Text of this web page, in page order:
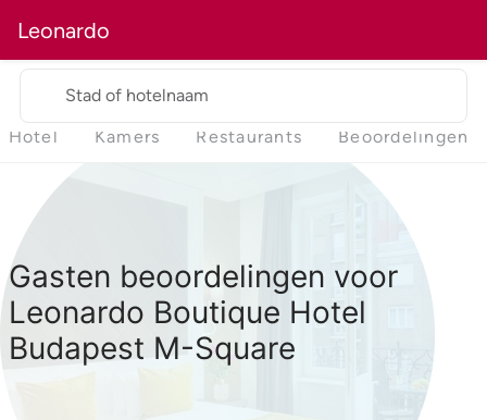
Leonardo
Stad of hotelnaam
Hotel Kamers Restaurants Beoordelingen
Gasten beoordelingen voor
Leonardo Boutique Hotel
Budapest M-Square